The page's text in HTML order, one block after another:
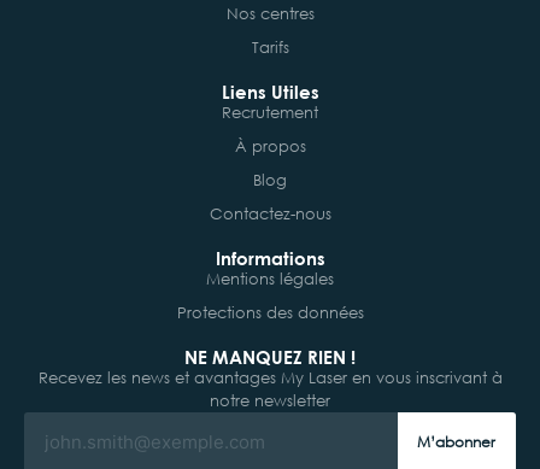
Nos centres
Tarifs
Liens Utiles
Recrutement
À propos
Blog
Contactez-nous
Informations
Mentions légales
Protections des données
NE MANQUEZ RIEN !
Recevez les news et avantages My Laser en vous inscrivant à
notre newsletter
M’abonner